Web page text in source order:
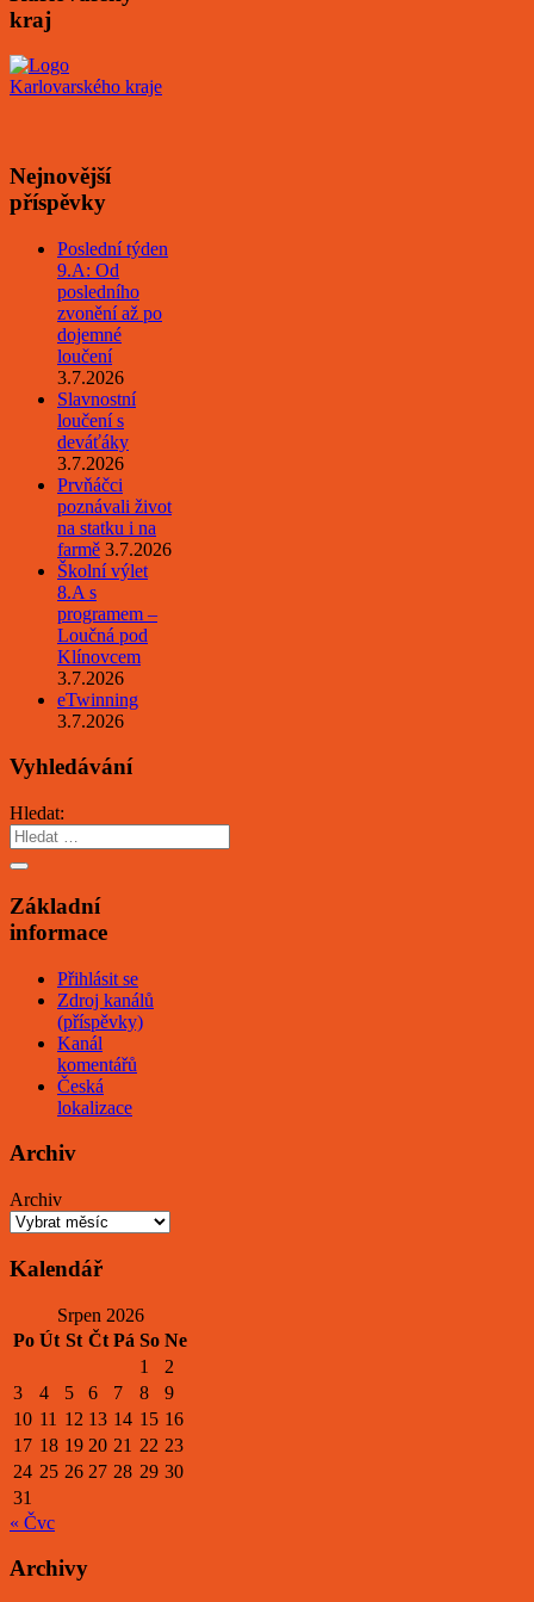
kraj
Nejnovější
příspěvky
Poslední týden
9.A: Od
posledního
zvonění až po
dojemné
loučení
3.7.2026
Slavnostní
loučení s
deváťáky
3.7.2026
Prvňáčci
poznávali život
na statku i na
farmě 3.7.2026
Školní výlet
8.A s
programem –
Loučná pod
Klínovcem
3.7.2026
eTwinning
3.7.2026
Vyhledávání
Hledat:
Základní
informace
Přihlásit se
Zdroj kanálů
(příspěvky)
Kanál
komentářů
Česká
lokalizace
Archiv
Archiv
Kalendář
Srpen 2026
Po Út St Čt Pá So Ne
1
2
3
4 5 6 7 8
9
10 11 12 13 14 15 16
17 18 19 20 21 22 23
24 25 26 27 28 29 30
31
« Čvc
Archivy